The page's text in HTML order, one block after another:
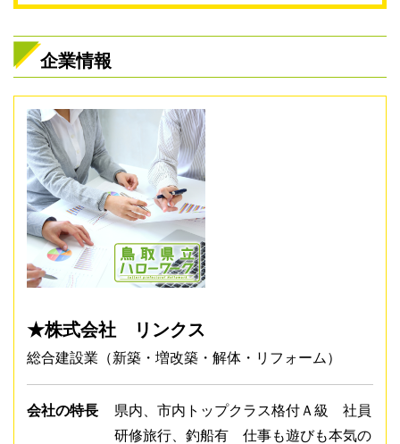
企業情報
★株式会社 リンクス
総合建設業（新築・増改築・解体・リフォーム）
会社の特長
県内、市内トップクラス格付Ａ級 社員
研修旅行、釣船有 仕事も遊びも本気の